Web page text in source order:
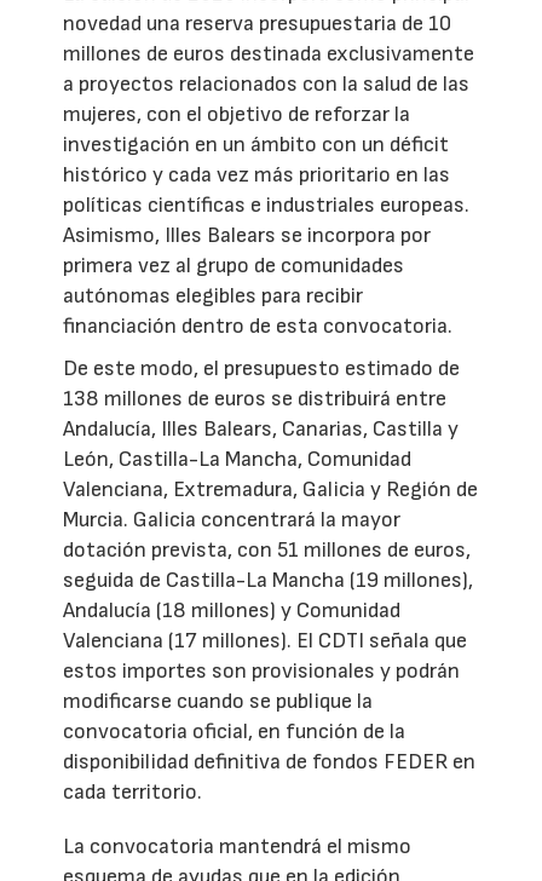
novedad una reserva presupuestaria de 10
millones de euros destinada exclusivamente
a proyectos relacionados con la salud de las
mujeres, con el objetivo de reforzar la
investigación en un ámbito con un déficit
histórico y cada vez más prioritario en las
políticas científicas e industriales europeas.
Asimismo, Illes Balears se incorpora por
primera vez al grupo de comunidades
autónomas elegibles para recibir
financiación dentro de esta convocatoria.
De este modo, el presupuesto estimado de
138 millones de euros se distribuirá entre
Andalucía, Illes Balears, Canarias, Castilla y
León, Castilla-La Mancha, Comunidad
Valenciana, Extremadura, Galicia y Región de
Murcia. Galicia concentrará la mayor
dotación prevista, con 51 millones de euros,
seguida de Castilla-La Mancha (19 millones),
Andalucía (18 millones) y Comunidad
Valenciana (17 millones). El CDTI señala que
estos importes son provisionales y podrán
modificarse cuando se publique la
convocatoria oficial, en función de la
disponibilidad definitiva de fondos FEDER en
cada territorio.
La convocatoria mantendrá el mismo